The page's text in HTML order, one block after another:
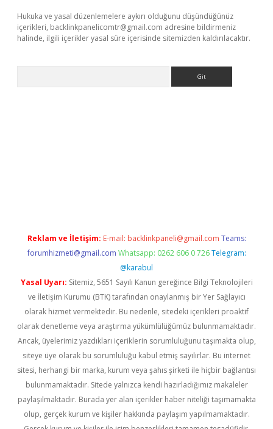
Hukuka ve yasal düzenlemelere aykırı olduğunu düşündüğünüz
içerikleri, backlinkpanelicomtr@gmail.com adresine bildirmeniz
halinde, ilgili içerikler yasal süre içerisinde sitemizden kaldırılacaktır.
Reklam ve İletişim: E-mail: backlinkpaneli@gmail.com Teams:
forumhizmeti@gmail.com Whatsapp: 0262 606 0 726 Telegram:
@karabul
Yasal Uyarı: Sitemiz, 5651 Sayılı Kanun gereğince Bilgi Teknolojileri
ve İletişim Kurumu (BTK) tarafından onaylanmış bir Yer Sağlayıcı
olarak hizmet vermektedir. Bu nedenle, sitedeki içerikleri proaktif
olarak denetleme veya araştırma yükümlülüğümüz bulunmamaktadır.
Ancak, üyelerimiz yazdıkları içeriklerin sorumluluğunu taşımakta olup,
siteye üye olarak bu sorumluluğu kabul etmiş sayılırlar. Bu internet
sitesi, herhangi bir marka, kurum veya şahıs şirketi ile hiçbir bağlantısı
bulunmamaktadır. Sitede yalnızca kendi hazırladığımız makaleler
paylaşılmaktadır. Burada yer alan içerikler haber niteliği taşımamakta
olup, gerçek kurum ve kişiler hakkında paylaşım yapılmamaktadır.